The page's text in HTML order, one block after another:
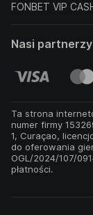
FONBET VIP
Nasi partnerzy
Ta strona
numer firmy
1, Curaçao,
do oferowania
OGL/2024/107/
płatności.